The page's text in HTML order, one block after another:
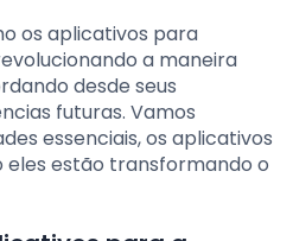
os aplicativos para
a maneira
desde seus
futuras. Vamos
essenciais, os aplicativos
eles estão transformando o